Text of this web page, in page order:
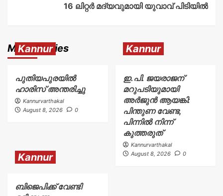
16 ലിറ്റർ മദ്യവുമായി യുവാവ് പിടിയിൽ
More Stories
Kannur
പുതിയപുരയിൽ
ഹാരിസ് അന്തരിച്ചു
Kannurvarthakal
August 8, 2026
0
Kannur
ഇ.പി. ജയരാജന്
മറുപടിയുമായി
അർജുൻ ആയങ്കി:
പിന്തുണ വേണ്ട,
പിന്നിൽ നിന്ന്
കുത്തരുത്
Kannurvarthakal
August 8, 2026
0
Kannur
ബിജെപിക്ക് വേണ്ടി